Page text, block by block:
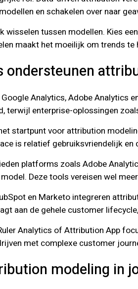
en schakelen over naar
wisselen tussen modellen. Kies
maakt het moeilijk om trends
Analytics, Adobe
terwijl enterprise-oplossingen
startpunt voor attribution
is relatief gebruiksvriendelijk
platforms zoals Adobe
Deze tools vereisen wel
en Marketo integreren
aan de gehele customer
Analytics of Attribution App
met complexe customer
modeling in